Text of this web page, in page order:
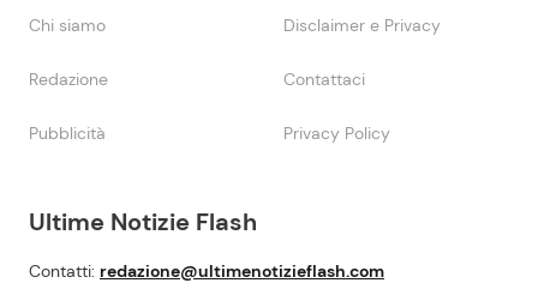
Ultime Notizie Flash
Contatti: redazione@ultimenotizieflash.com
Chi siamo Disclaimer e Privacy
Redazione Contattaci
Pubblicità Privacy Policy